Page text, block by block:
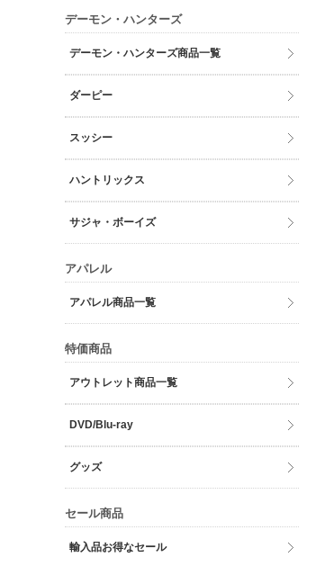
デーモン・ハンターズ
デーモン・ハンターズ商品一覧
ダーピー
スッシー
ハントリックス
サジャ・ボーイズ
アパレル
アパレル商品一覧
特価商品
アウトレット商品一覧
DVD/Blu-ray
グッズ
セール商品
輸入品お得なセール